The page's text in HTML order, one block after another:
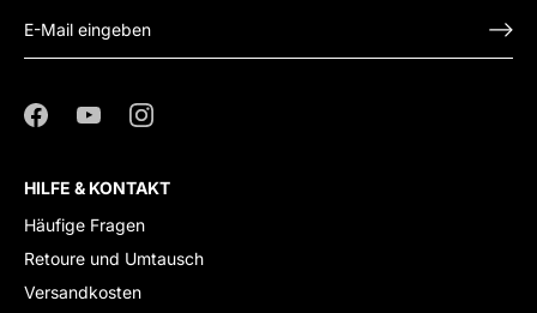
HILFE & KONTAKT
Häufige Fragen
Retoure und Umtausch
Versandkosten